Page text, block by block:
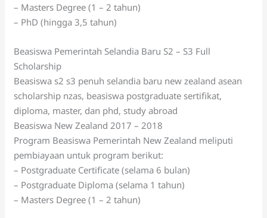
– Masters Degree (1 – 2 tahun)
– PhD (hingga 3,5 tahun)
Beasiswa Pemerintah Selandia Baru S2 – S3 Full
Scholarship
Beasiswa s2 s3 penuh selandia baru new zealand asean
scholarship nzas, beasiswa postgraduate sertifikat,
diploma, master, dan phd, study abroad
Beasiswa New Zealand 2017 – 2018
Program Beasiswa Pemerintah New Zealand meliputi
pembiayaan untuk program berikut:
– Postgraduate Certificate (selama 6 bulan)
– Postgraduate Diploma (selama 1 tahun)
– Masters Degree (1 – 2 tahun)